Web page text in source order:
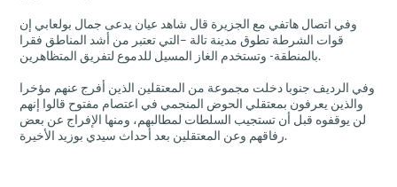
وفي اتصال هاتفي مع الجزيرة قال شاهد عيان يدعى جمال بولعابي إن
قوات الشرطة تطوق مدينة تالة –التي تعتبر من أشد المناطق فقرا
بالمنطقة- وتستخدم الغاز المسيل للدموع لتفريق المتظاهرين.
وفي الرديف جنوبا دخلت مجموعة من المعتقلين الذين أفرج عنهم مؤخرا
والذين يعرفون بمعتقلي الحوض المنجمي في اعتصام مفتوح قالوا إنهم
لن يوقفوه قبل أن تستجيب السلطات لمطالبهم، ومنها الإفراج عن بعض
رفاقهم وعن المعتقلين بعد أحداث سيدي بوزيد الأخيرة.